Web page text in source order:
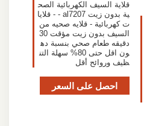
قلاية السيف الكهربائية الصح
ية بدون زيت al7207 - - قلايا
ت كهربائية - قلايه صحيه من
السيف بدون زيت مؤقت 30
دقيقه طعام صحي بنسبة ده
ون اقل حتى 80% سهلة التن
ظيف وروائح أقل
احصل على السعر